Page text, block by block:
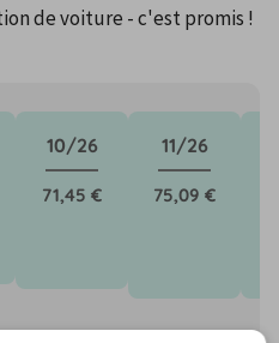
de voiture - c'est promis !
10/26
71,45 €
11/26
75,09 €